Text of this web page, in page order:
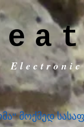
მოქმედ